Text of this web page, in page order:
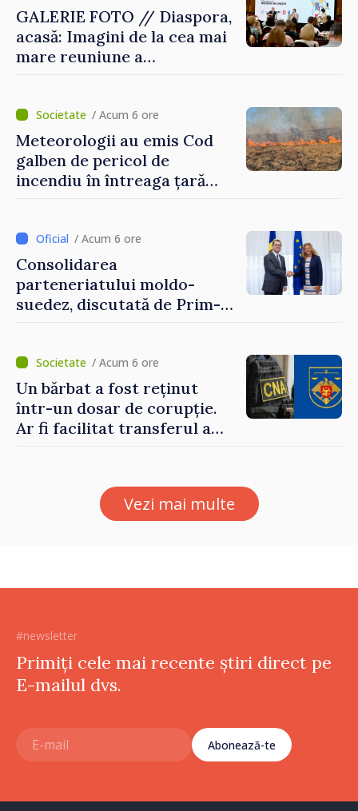
GALERIE FOTO // Diaspora,
acasă: Imagini de la cea mai
mare reuniune a
/ Acum 6 ore
Meteorologii au emis Cod
galben de pericol de
incendiu în întreaga țară
/ Acum 6 ore
Consolidarea
parteneriatului moldo-
suedez, discutată de Prim-
Petra Lärke/ Acum 6 ore
Un bărbat a fost reținut
într-un dosar de corupție.
Ar fi facilitat transferul a
Vezi mai multe
#newsletter
Primiți cele mai recente știri direct pe
E-mailul dvs.
Abonează-te